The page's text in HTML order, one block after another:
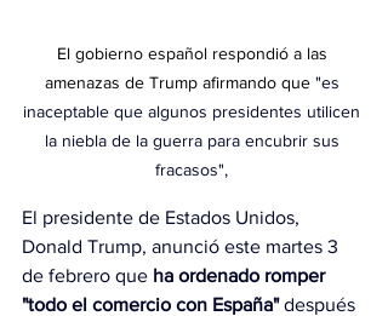
El gobierno español respondió a las
amenazas de Trump afirmando que "es
inaceptable que algunos presidentes utilicen
la niebla de la guerra para encubrir sus
fracasos",
El presidente de Estados Unidos,
Donald Trump, anunció este martes 3
de febrero que ha ordenado romper
"todo el comercio con España" después